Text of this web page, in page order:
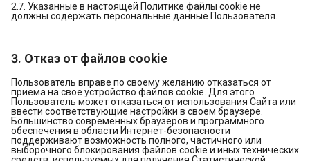
2.7. Указанные в настоящей Политике файлы cookie не
должны содержать персональные данные Пользователя.
3. Отказ от файлов cookie
Пользователь вправе по своему желанию отказаться от
приема на свое устройство файлов cookie. Для этого
Пользователь может отказаться от использования Сайта или
ввести соответствующие настройки в своем браузере.
Большинство современных браузеров и программного
обеспечения в области Интернет-безопасности
поддерживают возможность полного, частичного или
выборочного блокирования файлов cookie и иных технических